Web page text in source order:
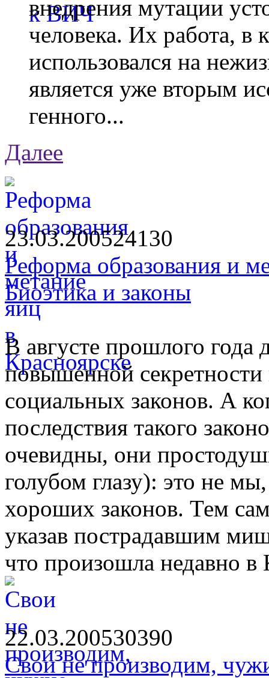
внедрения мутации
человека. Их работа, в
использовался на
является уже вторым
генного...
Далее
23.03.200524130
Реформа образования и
Биоэтика и законы
В августе прошлого года
повышенной
социальных законов. А
последствия такого
очевидны, они
голубом глазу): это не
хороших законов. Тем
указав пострадавшим
что произошла недавно в
22.03.200530390
Свои не производим,